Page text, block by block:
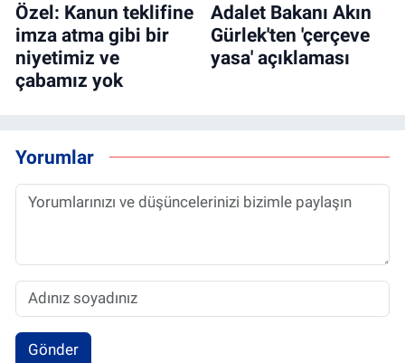
Özel: Kanun teklifine
imza atma gibi bir
niyetimiz ve
çabamız yok
Adalet Bakanı Akın
Gürlek'ten 'çerçeve
yasa' açıklaması
Yorumlar
Gönder